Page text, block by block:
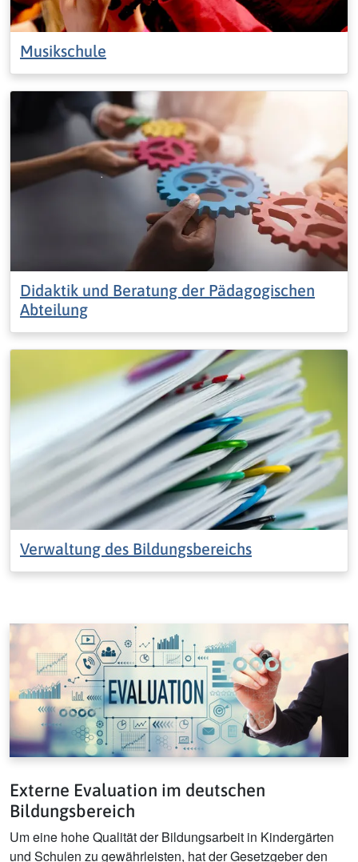
Musikschule
Didaktik und Beratung der Pädagogischen
Abteilung
Verwaltung des Bildungsbereichs
Externe Evaluation im deutschen
Bildungsbereich
Um eine hohe Qualität der Bildungsarbeit in Kindergärten
und Schulen zu gewährleisten, hat der Gesetzgeber den